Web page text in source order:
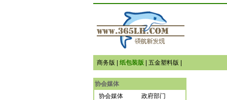
商务版 纸包装版 五金塑料版
协会媒体
协会媒体
政府部门